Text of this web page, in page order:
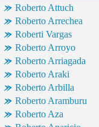
Roberto Attuch
Roberto Arrechea
Roberti Vargas
Roberto Arroyo
Roberto Arriagada
Roberto Araki
Roberto Arbilla
Roberto Aramburu
Roberto Aza